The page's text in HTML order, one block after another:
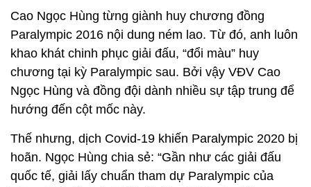
Cao Ngọc Hùng từng giành huy chương đồng
Paralympic 2016 nội dung ném lao. Từ đó, anh luôn
khao khát chinh phục giải đấu, “đổi màu” huy
chương tại kỳ Paralympic sau. Bởi vậy VĐV Cao
Ngọc Hùng và đồng đội dành nhiều sự tập trung để
hướng đến cột mốc này.
Thế nhưng, dịch Covid-19 khiến Paralympic 2020 bị
hoãn. Ngọc Hùng chia sẻ: “Gần như các giải đấu
quốc tế, giải lấy chuẩn tham dự Paralympic của